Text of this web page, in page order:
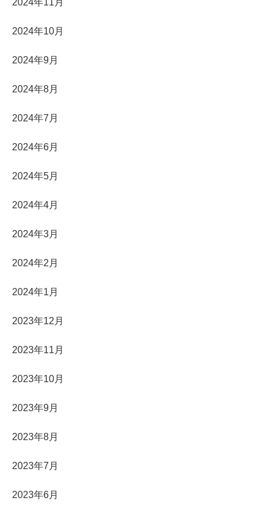
2024年11月
2024年10月
2024年9月
2024年8月
2024年7月
2024年6月
2024年5月
2024年4月
2024年3月
2024年2月
2024年1月
2023年12月
2023年11月
2023年10月
2023年9月
2023年8月
2023年7月
2023年6月